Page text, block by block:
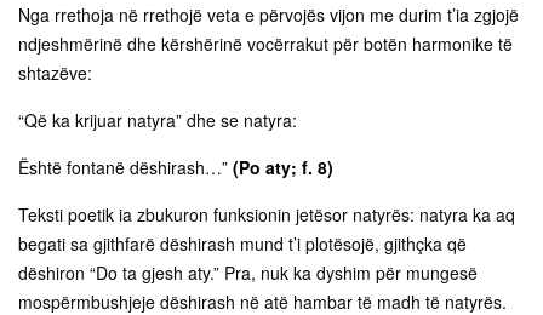
Nga rrethoja në rrethojë veta e përvojës vijon me durim t’ia zgjojë
ndjeshmërinë dhe kërshërinë vocërrakut për botën harmonike të
shtazëve:
“Që ka krijuar natyra” dhe se natyra:
Është fontanë dëshirash…” (Po aty; f. 8)
Teksti poetik ia zbukuron funksionin jetësor natyrës: natyra ka aq
begati sa gjithfarë dëshirash mund t’i plotësojë, gjithçka që
dëshiron “Do ta gjesh aty.” Pra, nuk ka dyshim për mungesë
mospërmbushjeje dëshirash në atë hambar të madh të natyrës.